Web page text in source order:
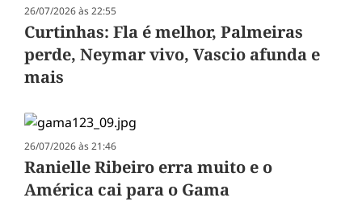
26/07/2026 às 22:55
Curtinhas: Fla é melhor, Palmeiras
perde, Neymar vivo, Vascio afunda e
mais
26/07/2026 às 21:46
Ranielle Ribeiro erra muito e o
América cai para o Gama